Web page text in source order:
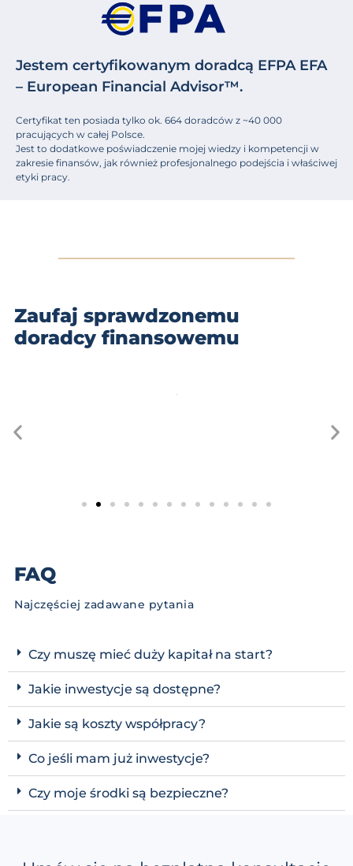
Jestem certyfikowanym doradcą EFPA EFA
– European Financial Advisor™.
Certyfikat ten posiada tylko ok. 664 doradców z ~40 000
pracujących w całej Polsce.
Jest to dodatkowe poświadczenie mojej wiedzy i kompetencji w
zakresie finansów, jak również profesjonalnego podejścia i właściwej
etyki pracy.
Zaufaj sprawdzonemu
doradcy finansowemu
FAQ
Czy muszę mieć duży kapitał na start?
Jakie inwestycje są dostępne?
Jakie są koszty współpracy?
Co jeśli mam już inwestycje?
Czy moje środki są bezpieczne?